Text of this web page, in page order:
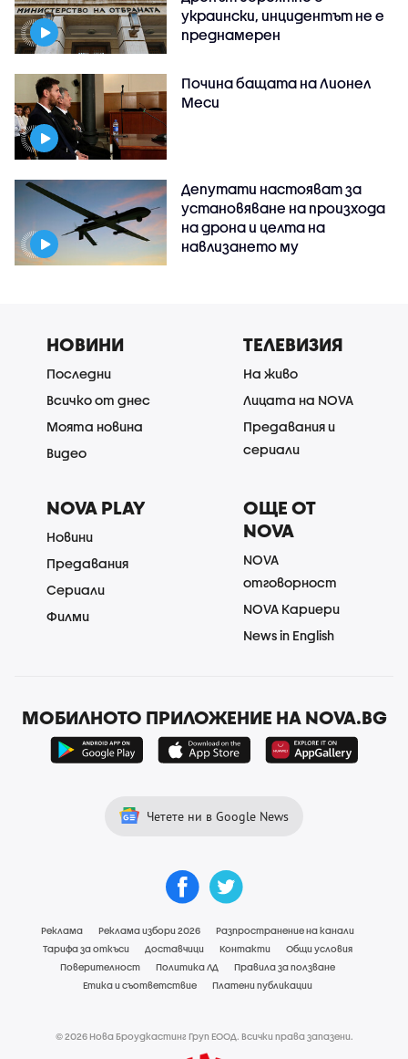
украински, инцидентът не е
преднамерен
Почина бащата на Лионел
Меси
Депутати настояват за
установяване на произхода
на дрона и целта на
навлизането му
НОВИНИ
Последни
Всичко от днес
Моята новина
Видео
ТЕЛЕВИЗИЯ
На живо
Лицата на NOVA
Предавания и
сериали
NOVA PLAY
Новини
Предавания
Сериали
Филми
ОЩЕ ОТ
NOVA
NOVA
отговорност
NOVA Кариери
News in English
МОБИЛНОТО ПРИЛОЖЕНИЕ НА NOVA.BG
Четете ни в Google News
Реклама Реклама избори 2026
Разпространение на канали
Тарифа за откъси
Доставчици Контакти
Общи условия
Поверителност
Политика ЛД
Правила за ползване
Етика и съответствие
Платени публикации
© 2026 Нова Броудкастинг Груп ЕООД. Всички права запазени.